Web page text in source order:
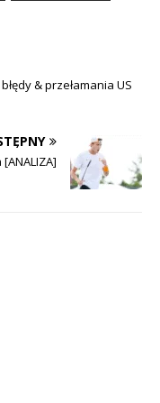
& przełamania US